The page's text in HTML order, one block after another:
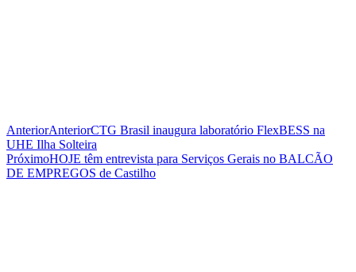
AnteriorAnteriorCTG Brasil inaugura laboratório FlexBESS na
UHE Ilha Solteira
PróximoHOJE têm entrevista para Serviços Gerais no BALCÃO
DE EMPREGOS de Castilho